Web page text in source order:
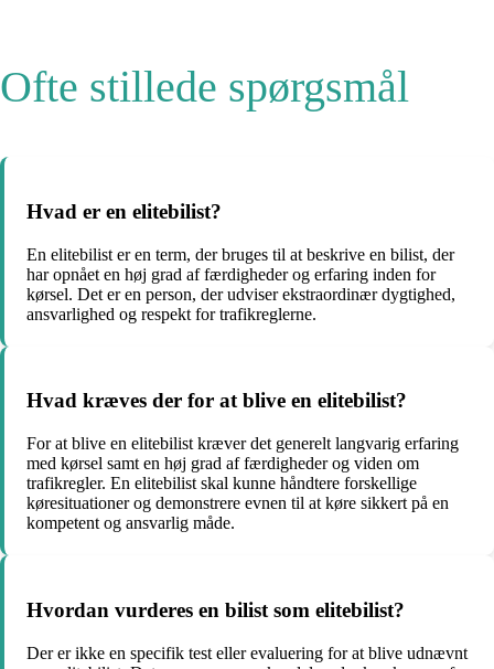
Ofte stillede spørgsmål
Hvad er en elitebilist?
En elitebilist er en term, der bruges til at beskrive en bilist, der
har opnået en høj grad af færdigheder og erfaring inden for
kørsel. Det er en person, der udviser ekstraordinær dygtighed,
ansvarlighed og respekt for trafikreglerne.
Hvad kræves der for at blive en elitebilist?
For at blive en elitebilist kræver det generelt langvarig erfaring
med kørsel samt en høj grad af færdigheder og viden om
trafikregler. En elitebilist skal kunne håndtere forskellige
køresituationer og demonstrere evnen til at køre sikkert på en
kompetent og ansvarlig måde.
Hvordan vurderes en bilist som elitebilist?
Der er ikke en specifik test eller evaluering for at blive udnævnt